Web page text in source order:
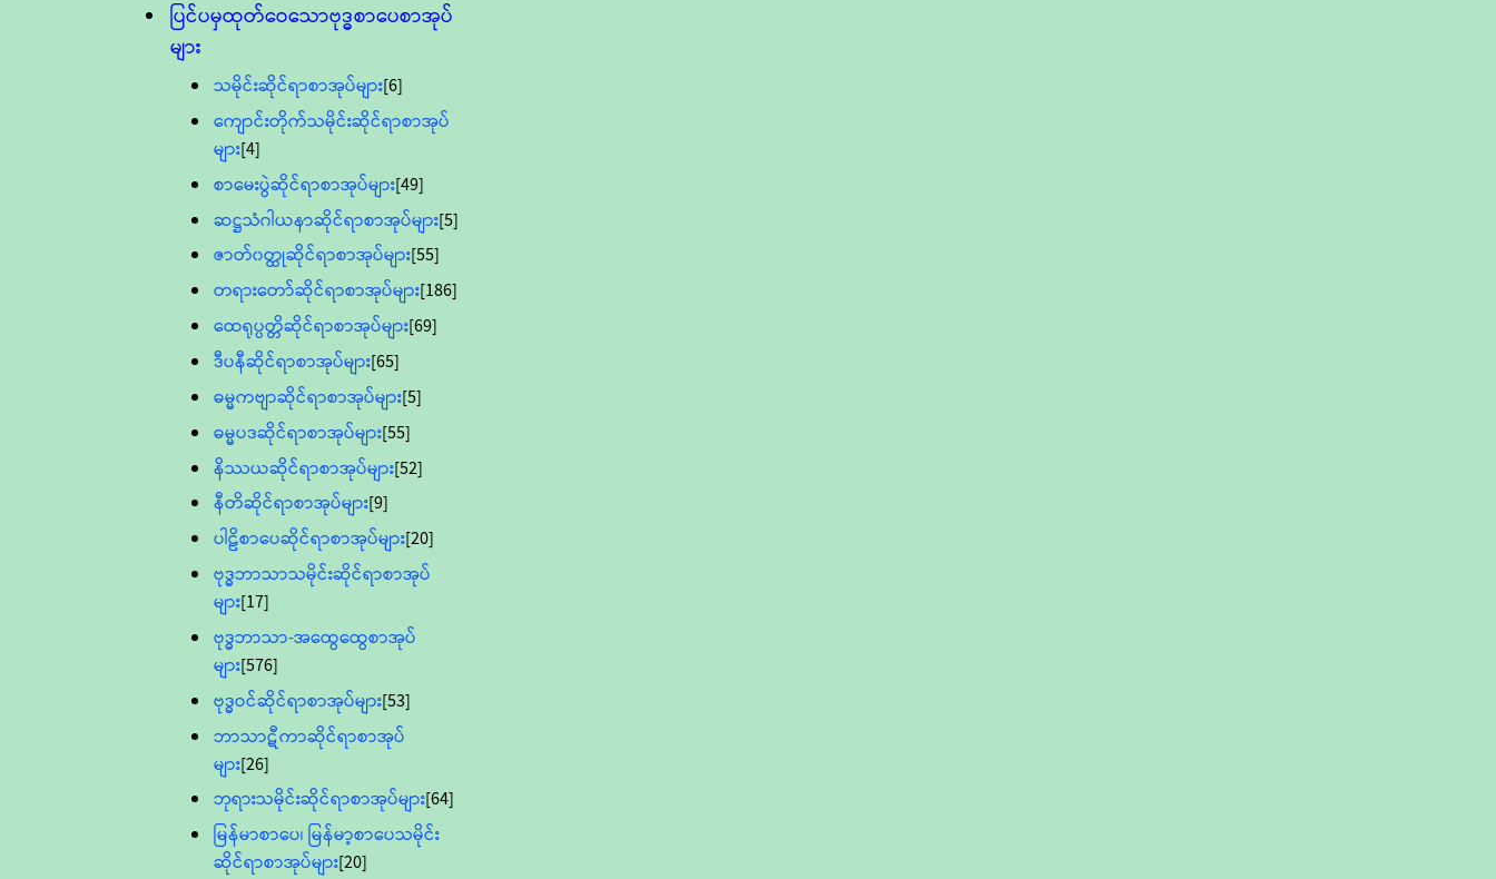
ပြင်ပမှထုတ်ဝေသောဗုဒ္ဓစာပေစာအုပ်
များ
သမိုင်းဆိုင်ရာစာအုပ်များ[6]
ကျောင်းတိုက်သမိုင်းဆိုင်ရာစာအုပ်
များ[4]
စာမေးပွဲဆိုင်ရာစာအုပ်များ[49]
ဆဋ္ဌသံဂါယနာဆိုင်ရာစာအုပ်များ[5]
ဇာတ်၀တ္ထုဆိုင်ရာစာအုပ်များ[55]
တရားတော်ဆိုင်ရာစာအုပ်များ[186]
ထေရုပ္ပတ္တိဆိုင်ရာစာအုပ်များ[69]
ဒီပနီဆိုင်ရာစာအုပ်များ[65]
ဓမ္မကဗျာဆိုင်ရာစာအုပ်များ[5]
ဓမ္မပဒဆိုင်ရာစာအုပ်များ[55]
နိဿယဆိုင်ရာစာအုပ်များ[52]
နီတိဆိုင်ရာစာအုပ်များ[9]
ပါဠိစာပေဆိုင်ရာစာအုပ်များ[20]
ဗုဒ္ဓဘာသာသမိုင်းဆိုင်ရာစာအုပ်
များ[17]
ဗုဒ္ဓဘာသာ-အထွေထွေစာအုပ်
များ[576]
ဗုဒ္ဓဝင်ဆိုင်ရာစာအုပ်များ[53]
ဘာသာဋီကာဆိုင်ရာစာအုပ်
များ[26]
ဘုရားသမိုင်းဆိုင်ရာစာအုပ်များ[64]
မြန်မာစာပေ၊ မြန်မာ့စာပေသမိုင်း
ဆိုင်ရာစာအုပ်များ[20]